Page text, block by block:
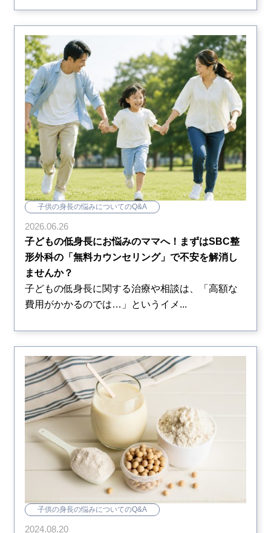
子供の身長の悩みについてのQ&A
2026.06.26
子どもの低身長にお悩みのママへ！まずはSBC整
形外科の「無料カウンセリング」で不安を解消し
ませんか？
子どもの低身長に関する治療や相談は、「高額な
費用がかかるのでは…」というイメ...
子供の身長の悩みについてのQ&A
2024.08.20